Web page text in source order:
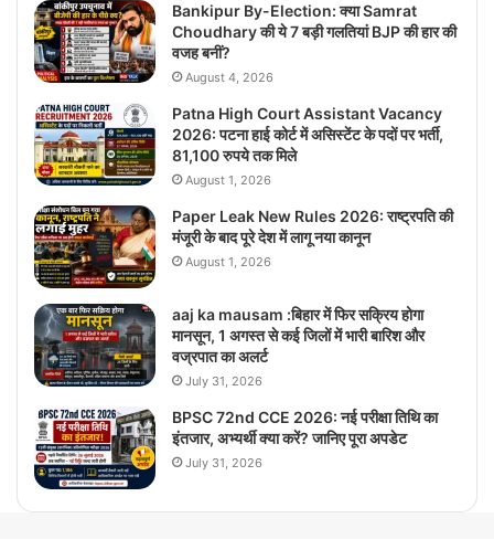
Bankipur By-Election: क्या Samrat
Choudhary की ये 7 बड़ी गलतियां BJP की हार की
वजह बनीं?
August 4, 2026
Patna High Court Assistant Vacancy
2026: पटना हाई कोर्ट में असिस्टेंट के पदों पर भर्ती,
81,100 रुपये तक मिले
August 1, 2026
Paper Leak New Rules 2026: राष्ट्रपति की
मंजूरी के बाद पूरे देश में लागू नया कानून
August 1, 2026
aaj ka mausam :बिहार में फिर सक्रिय होगा
मानसून, 1 अगस्त से कई जिलों में भारी बारिश और
वज्रपात का अलर्ट
July 31, 2026
BPSC 72nd CCE 2026: नई परीक्षा तिथि का
इंतजार, अभ्यर्थी क्या करें? जानिए पूरा अपडेट
July 31, 2026